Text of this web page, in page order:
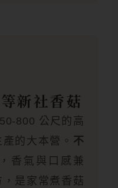
新社香菇
800 公尺的高
的大本營。 不
，香氣與口感兼
是家常煮香菇